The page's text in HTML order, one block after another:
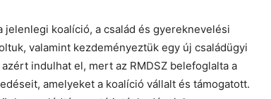
koalíció, a család és gyereknevelési
valamint kezdeményeztük egy új családügyi
indulhat el, mert az RMDSZ belefoglalta a
amelyeket a koalíció vállalt és támogatott.